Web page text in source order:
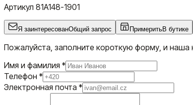
Артикул 81A148-1901
Я заинтересованОбщий запрос ПримеритьВ бутике
Пожалуйста, заполните короткую форму, и
Имя и фамилия *
Телефон *
Электронная почта *